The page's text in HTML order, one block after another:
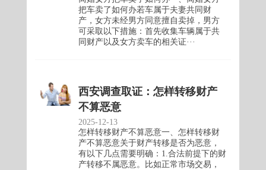
把车卖了如何办若车属于夫妻共同财
产，女方未经男方同意擅自卖掉，男方
可采取以下措施：首先收集车辆属于共
同财产以及女方卖车的相关证···
西安调查取证：怎样转移财产
不算恶意
2025-12-13
怎样转移财产不算恶意一、怎样转移财
产不算恶意关于财产转移是否为恶意，
有以下几点需要明确：1.合法前提下的财
产转移不属恶意。比如正常市场交易，